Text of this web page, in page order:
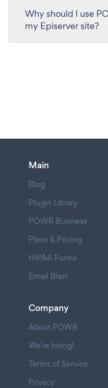
Why should I use
my Episerver site?
Main
Blog
Plugin Library
POWR Business
Plans & Pricing
HIPAA Forms
Email Blast
Company
About POWR
We're hiring!
Terms of Service
Privacy